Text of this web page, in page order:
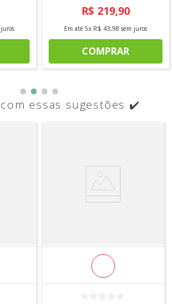
R$ 219,90
Em até 5x R$ 43,98 sem juros
COMPRAR
essas sugestões ✔️